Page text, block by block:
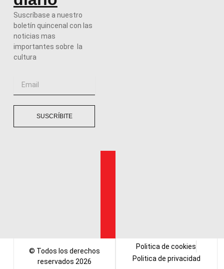
Suscríbase a nuestro
boletín quincenal con las
noticias mas
importantes sobre la
cultura
SUSCRÍBITE
© Todos los derechos
reservados 2026
Politica de cookies
Politica de privacidad